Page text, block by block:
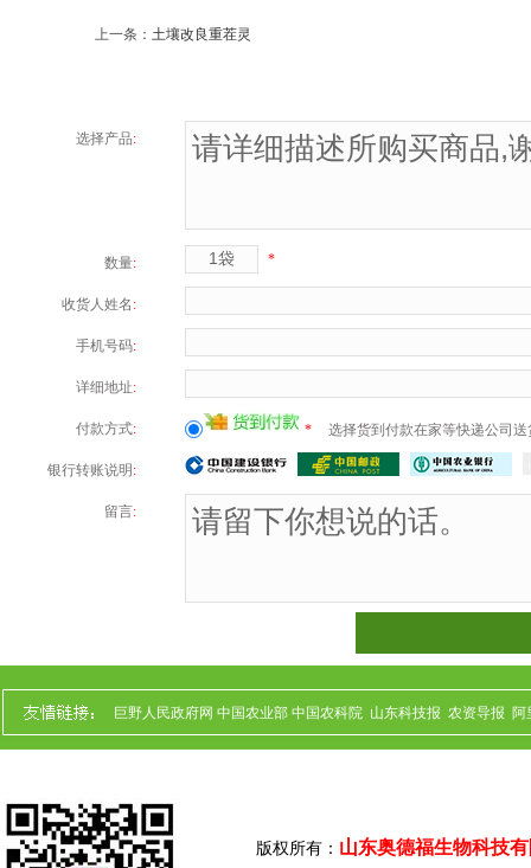
上一条： 土壤改良重茬灵
选择产品:
数量: *
收货人姓名 :
手机号码:
详细地址:
付款方式: * 选择货到付款在家等快递公司
银行转账说明 :
留言:
巨野人民政府网 中国农业部 中国农科院 山东科技报 农资导报 阿
版权所有： 山东奥德福生物科技